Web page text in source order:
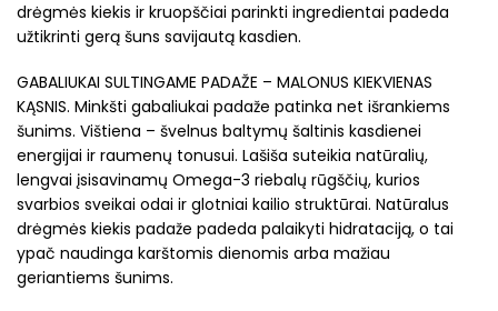
drėgmės kiekis ir kruopščiai parinkti ingredientai padeda
užtikrinti gerą šuns savijautą kasdien.
GABALIUKAI SULTINGAME PADAŽE – MALONUS KIEKVIENAS
KĄSNIS. Minkšti gabaliukai padaže patinka net išrankiems
šunims. Vištiena – švelnus baltymų šaltinis kasdienei
energijai ir raumenų tonusui. Lašiša suteikia natūralių,
lengvai įsisavinamų Omega-3 riebalų rūgščių, kurios
svarbios sveikai odai ir glotniai kailio struktūrai. Natūralus
drėgmės kiekis padaže padeda palaikyti hidrataciją, o tai
ypač naudinga karštomis dienomis arba mažiau
geriantiems šunims.